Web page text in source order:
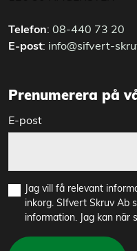
Telefon: 08-440 73 20
E-post: info@sifvert-
Prenumerera på
E-post
Jag vill få relevant
inkorg. SIfvert Skruv Ab
information. Jag kan när